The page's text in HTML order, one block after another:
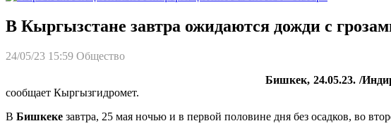
В Кыргызстане завтра ожидаются дожди с
24/05/23 15:59 Общество
Бишкек, 24.05.23. /
сообщает Кыргызгидромет.
В Бишкеке завтра, 25 мая ночью и в первой половине дня без осадков, во